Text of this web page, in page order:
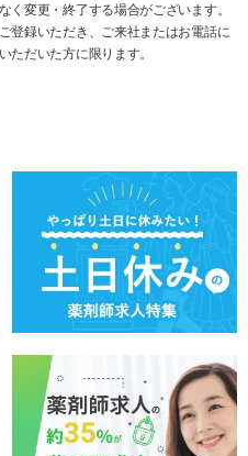
変更・終了する場合がございます。
登録いただき、ご来社またはお電話に
ただいた方に限ります。